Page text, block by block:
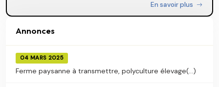
En savoir plus
Annonces
04 MARS 2025
Ferme paysanne à transmettre, polyculture élevage(...)